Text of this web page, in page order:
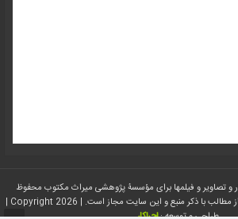
و تصاویر و فیلمها برای مؤسسۀ پژوهشی میراث مکتوب محفوظ
میباشد؛ همچنین استفاده و نقل، از مطالب با ذکر منبع و این سایت مجاز است. | Copyright 2026 |